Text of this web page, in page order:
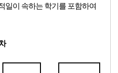
일이 속하는 학기를 포함하여